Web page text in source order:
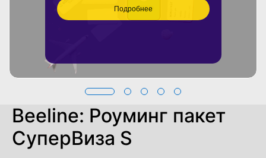
Подробнее
Beeline: Роуминг пакет
СуперВиза S